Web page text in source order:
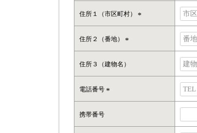
)
必
須
)
住所１（市区町村）
(
)
住所２（番地）
(
須
)
住所３（建物名）
電話番号
(
)
携帯番号